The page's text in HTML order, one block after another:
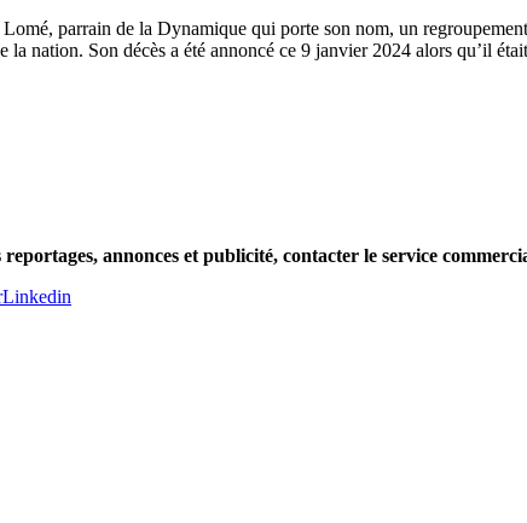
parrain de la Dynamique qui porte son nom, un
la nation. Son décès a été annoncé ce 9 janvier 2024 alors qu’il
annonces et publicité, contacter le service
Linkedin